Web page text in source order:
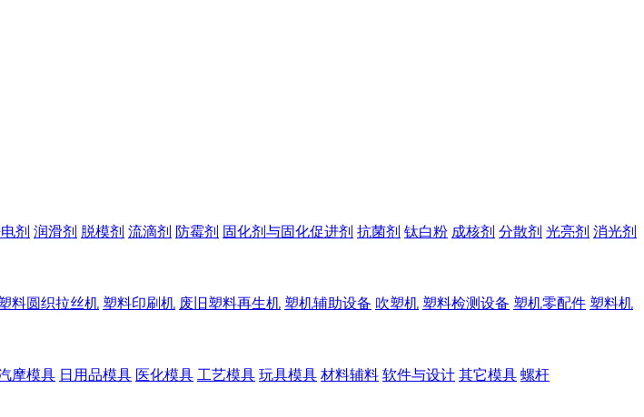
剂 润滑剂 脱模剂 流滴剂 防霉剂 固化剂与固化促进剂 抗菌剂 钛白粉 成核剂 分散剂 光亮剂 消光剂
料圆织拉丝机 塑料印刷机 废旧塑料再生机 塑机辅助设备 吹塑机 塑料检测设备 塑机零配件 塑料机
摩模具 日用品模具 医化模具 工艺模具 玩具模具 材料辅料 软件与设计 其它模具 螺杆